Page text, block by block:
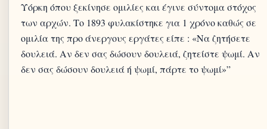
Υόρκη όπου ξεκίνησε ομιλίες και έγινε σύντομα στόχος
των αρχών. Το 1893 φυλακίστηκε για 1 χρόνο καθώς σε
ομιλία της προ άνεργους εργάτες είπε : «Να ζητήσετε
δουλειά. Αν δεν σας δώσουν δουλειά, ζητείστε ψωμί. Αν